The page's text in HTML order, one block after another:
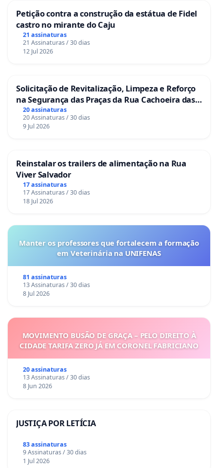
Petição contra a construção da estátua de Fidel
castro no mirante do Caju
21 assinaturas
21 Assinaturas / 30 dias
12 Jul 2026
Solicitação de Revitalização, Limpeza e Reforço
na Segurança das Praças da Rua Cachoeira das
Sete Ilhas
20 assinaturas
20 Assinaturas / 30 dias
9 Jul 2026
Reinstalar os trailers de alimentação na Rua
Viver Salvador
17 assinaturas
17 Assinaturas / 30 dias
18 Jul 2026
Manter os professores que fortalecem a formação
em Veterinária na UNIFENAS
81 assinaturas
13 Assinaturas / 30 dias
8 Jul 2026
MOVIMENTO BUSÃO DE GRAÇA – PELO DIREITO À
CIDADE TARIFA ZERO JÁ EM CORONEL FABRICIANO
20 assinaturas
13 Assinaturas / 30 dias
8 Jun 2026
JUSTIÇA POR LETÍCIA
83 assinaturas
9 Assinaturas / 30 dias
1 Jul 2026